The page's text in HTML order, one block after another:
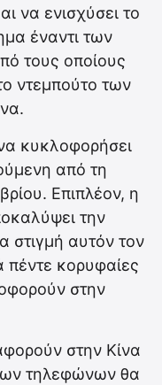
να ενισχύσει το
έναντι των
τους οποίους
ντεμπούτο των
κυκλοφορήσει
από τη
Επιπλέον, η
την
στιγμή αυτόν τον
πέντε κορυφαίες
στην
στην Κίνα
τηλεφώνων θα